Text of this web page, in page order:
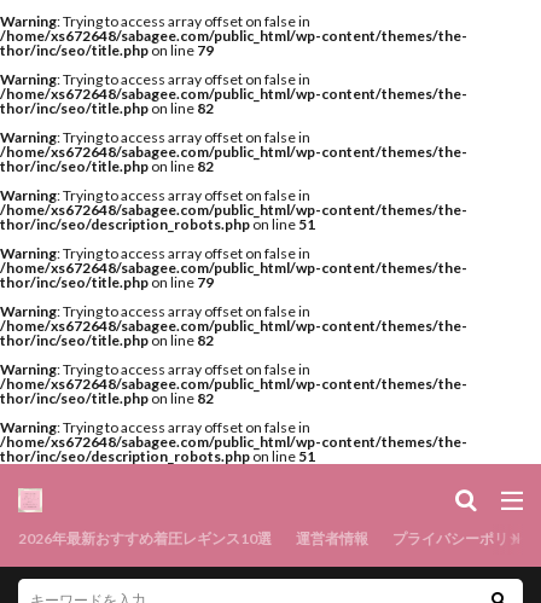
Warning: Trying to access array offset on false in
/home/xs672648/sabagee.com/public_html/wp-content/themes/the-
thor/inc/seo/title.php on line 79
Warning: Trying to access array offset on false in
/home/xs672648/sabagee.com/public_html/wp-content/themes/the-
thor/inc/seo/title.php on line 82
Warning: Trying to access array offset on false in
/home/xs672648/sabagee.com/public_html/wp-content/themes/the-
thor/inc/seo/title.php on line 82
Warning: Trying to access array offset on false in
/home/xs672648/sabagee.com/public_html/wp-content/themes/the-
thor/inc/seo/description_robots.php on line 51
Warning: Trying to access array offset on false in
/home/xs672648/sabagee.com/public_html/wp-content/themes/the-
thor/inc/seo/title.php on line 79
Warning: Trying to access array offset on false in
/home/xs672648/sabagee.com/public_html/wp-content/themes/the-
thor/inc/seo/title.php on line 82
Warning: Trying to access array offset on false in
/home/xs672648/sabagee.com/public_html/wp-content/themes/the-
thor/inc/seo/title.php on line 82
Warning: Trying to access array offset on false in
/home/xs672648/sabagee.com/public_html/wp-content/themes/the-
thor/inc/seo/description_robots.php on line 51
2026年最新おすすめ着圧レギンス10選 運営者情報 プライバシーポリシー